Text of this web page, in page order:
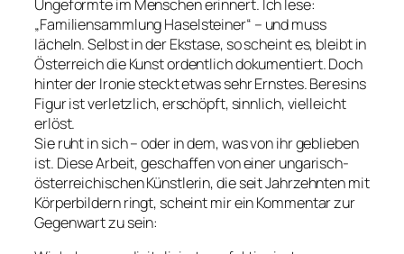
Ungeformte im Menschen erinnert. Ich lese:
„Familiensammlung Haselsteiner“ – und muss
lächeln. Selbst in der Ekstase, so scheint es, bleibt in
Österreich die Kunst ordentlich dokumentiert. Doch
hinter der Ironie steckt etwas sehr Ernstes. Beresins
Figur ist verletzlich, erschöpft, sinnlich, vielleicht
erlöst.
Sie ruht in sich – oder in dem, was von ihr geblieben
ist. Diese Arbeit, geschaffen von einer ungarisch-
österreichischen Künstlerin, die seit Jahrzehnten mit
Körperbildern ringt, scheint mir ein Kommentar zur
Gegenwart zu sein: